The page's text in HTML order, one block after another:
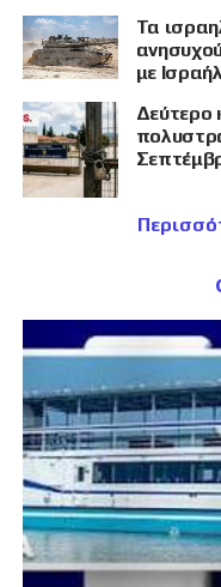
Τα
με
Δεύτερο